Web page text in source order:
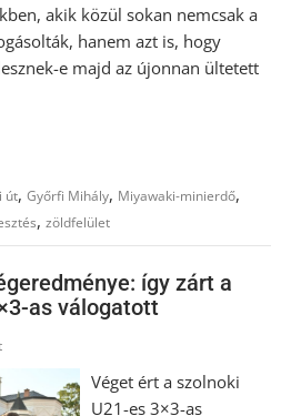
akik közül sokan nemcsak a
hanem azt is, hogy
e majd az újonnan ültetett
út,Győrfi Mihály, Miyawaki-minierdő,
,zöldfelület
így zárt a
as válogatott
Véget ért a szolnoki
U21-es 3×3-as